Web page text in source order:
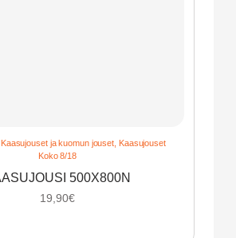
Kaasujouset ja kuomun jouset Kaasujouset
Koko 8/18
500X800N
19,90€